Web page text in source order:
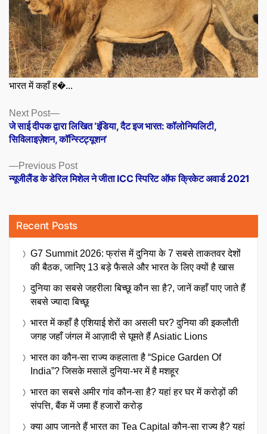
भारत में कहाँ ह�...
Posts
navigation
Previous PostPrevious
post:
न्यूजीलैंड के डेरिल मिशेल ने जीता ICC स्पिरिट ऑफ क्रिकेट अवार्ड 2021
Next Post
Next
post:
जे साई दीपक द्वारा लिखित ‘इंडिया, दैट इज भारत: कॉलोनियलिटी,
सिविलाइज़ेशन, कॉन्स्टिट्यूशन’
Recent Posts
G7 Summit 2026: फ्रांस में दुनिया के 7 सबसे ताकतवर देशों
की बैठक, जानिए 13 बड़े फैसले और भारत के लिए क्यों है खास
दुनिया का सबसे जहरीला बिच्छू कौन सा है?, जानें कहाँ पाए जाते हैं
सबसे ज्यादा बिच्छू
भारत में कहाँ है एशियाई शेरों का असली घर? दुनिया की इकलौती
जगह जहाँ जंगल में आज़ादी से घूमते हैं Asiatic Lions
भारत का कौन-सा राज्य कहलाता है “Spice Garden Of
India”? जिसके मसालें दुनिया-भर में है मशहूर
भारत का सबसे अमीर गांव कौन-सा है? यहां हर घर में करोड़ों की
संपत्ति, बैंक में जमा हैं हजारों करोड़
क्या आप जानते हैं भारत का Tea Capital कौन-सा राज्य है? यहां